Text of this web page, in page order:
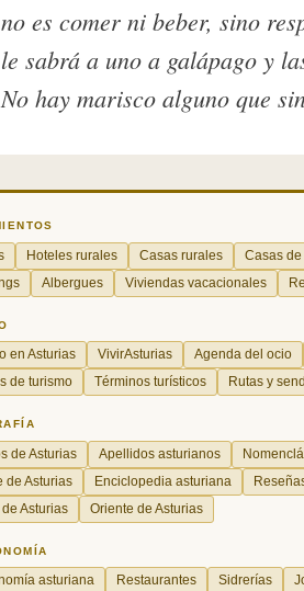
no es comer ni beber, sino
le sabrá a uno a galápago y
No hay marisco alguno que